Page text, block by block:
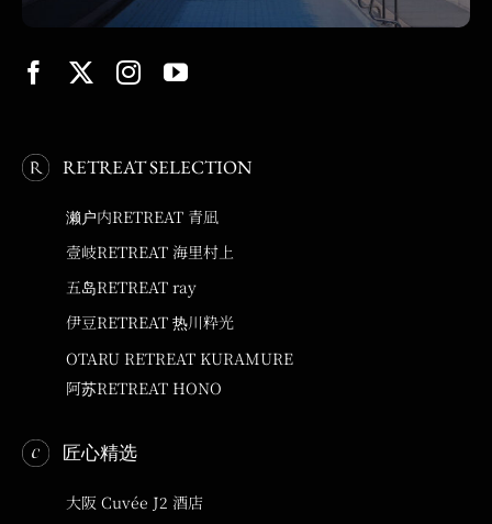
RETREAT SELECTION
濑户内RETREAT 青凪
壹岐RETREAT 海里村上
五岛RETREAT ray
伊豆RETREAT 热川粋光
OTARU RETREAT KURAMURE
阿苏RETREAT HONO
匠心精选
大阪 Cuvée J2 酒店